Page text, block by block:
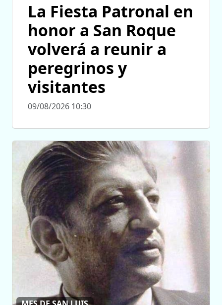
La Fiesta Patronal en
honor a San Roque
volverá a reunir a
peregrinos y
visitantes
09/08/2026 10:30